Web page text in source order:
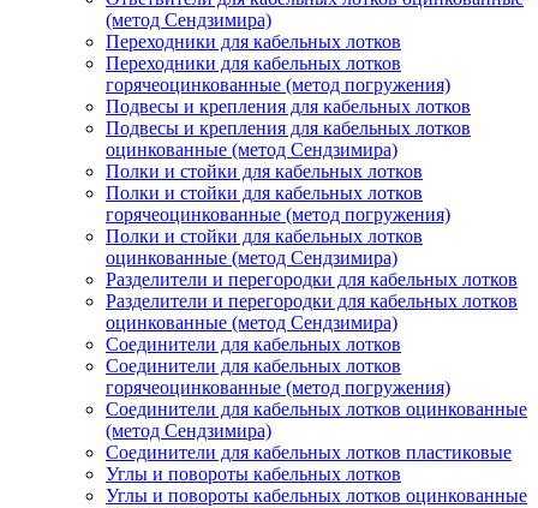
(метод Сендзимира)
Переходники для кабельных лотков
Переходники для кабельных лотков
горячеоцинкованные (метод погружения)
Подвесы и крепления для кабельных лотков
Подвесы и крепления для кабельных лотков
оцинкованные (метод Сендзимира)
Полки и стойки для кабельных лотков
Полки и стойки для кабельных лотков
горячеоцинкованные (метод погружения)
Полки и стойки для кабельных лотков
оцинкованные (метод Сендзимира)
Разделители и перегородки для кабельных лотков
Разделители и перегородки для кабельных лотков
оцинкованные (метод Сендзимира)
Соединители для кабельных лотков
Соединители для кабельных лотков
горячеоцинкованные (метод погружения)
Соединители для кабельных лотков оцинкованные
(метод Сендзимира)
Соединители для кабельных лотков пластиковые
Углы и повороты кабельных лотков
Углы и повороты кабельных лотков оцинкованные